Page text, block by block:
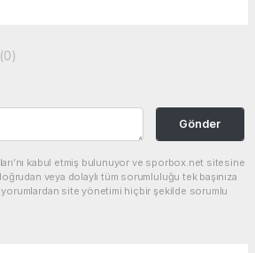
(0)
Gönder
kabul etmiş bulunuyor ve sporbox.net sitesine
veya dolaylı tüm sorumluluğu tek başınıza
yorumlardan site yönetimi hiçbir şekilde sorumlu